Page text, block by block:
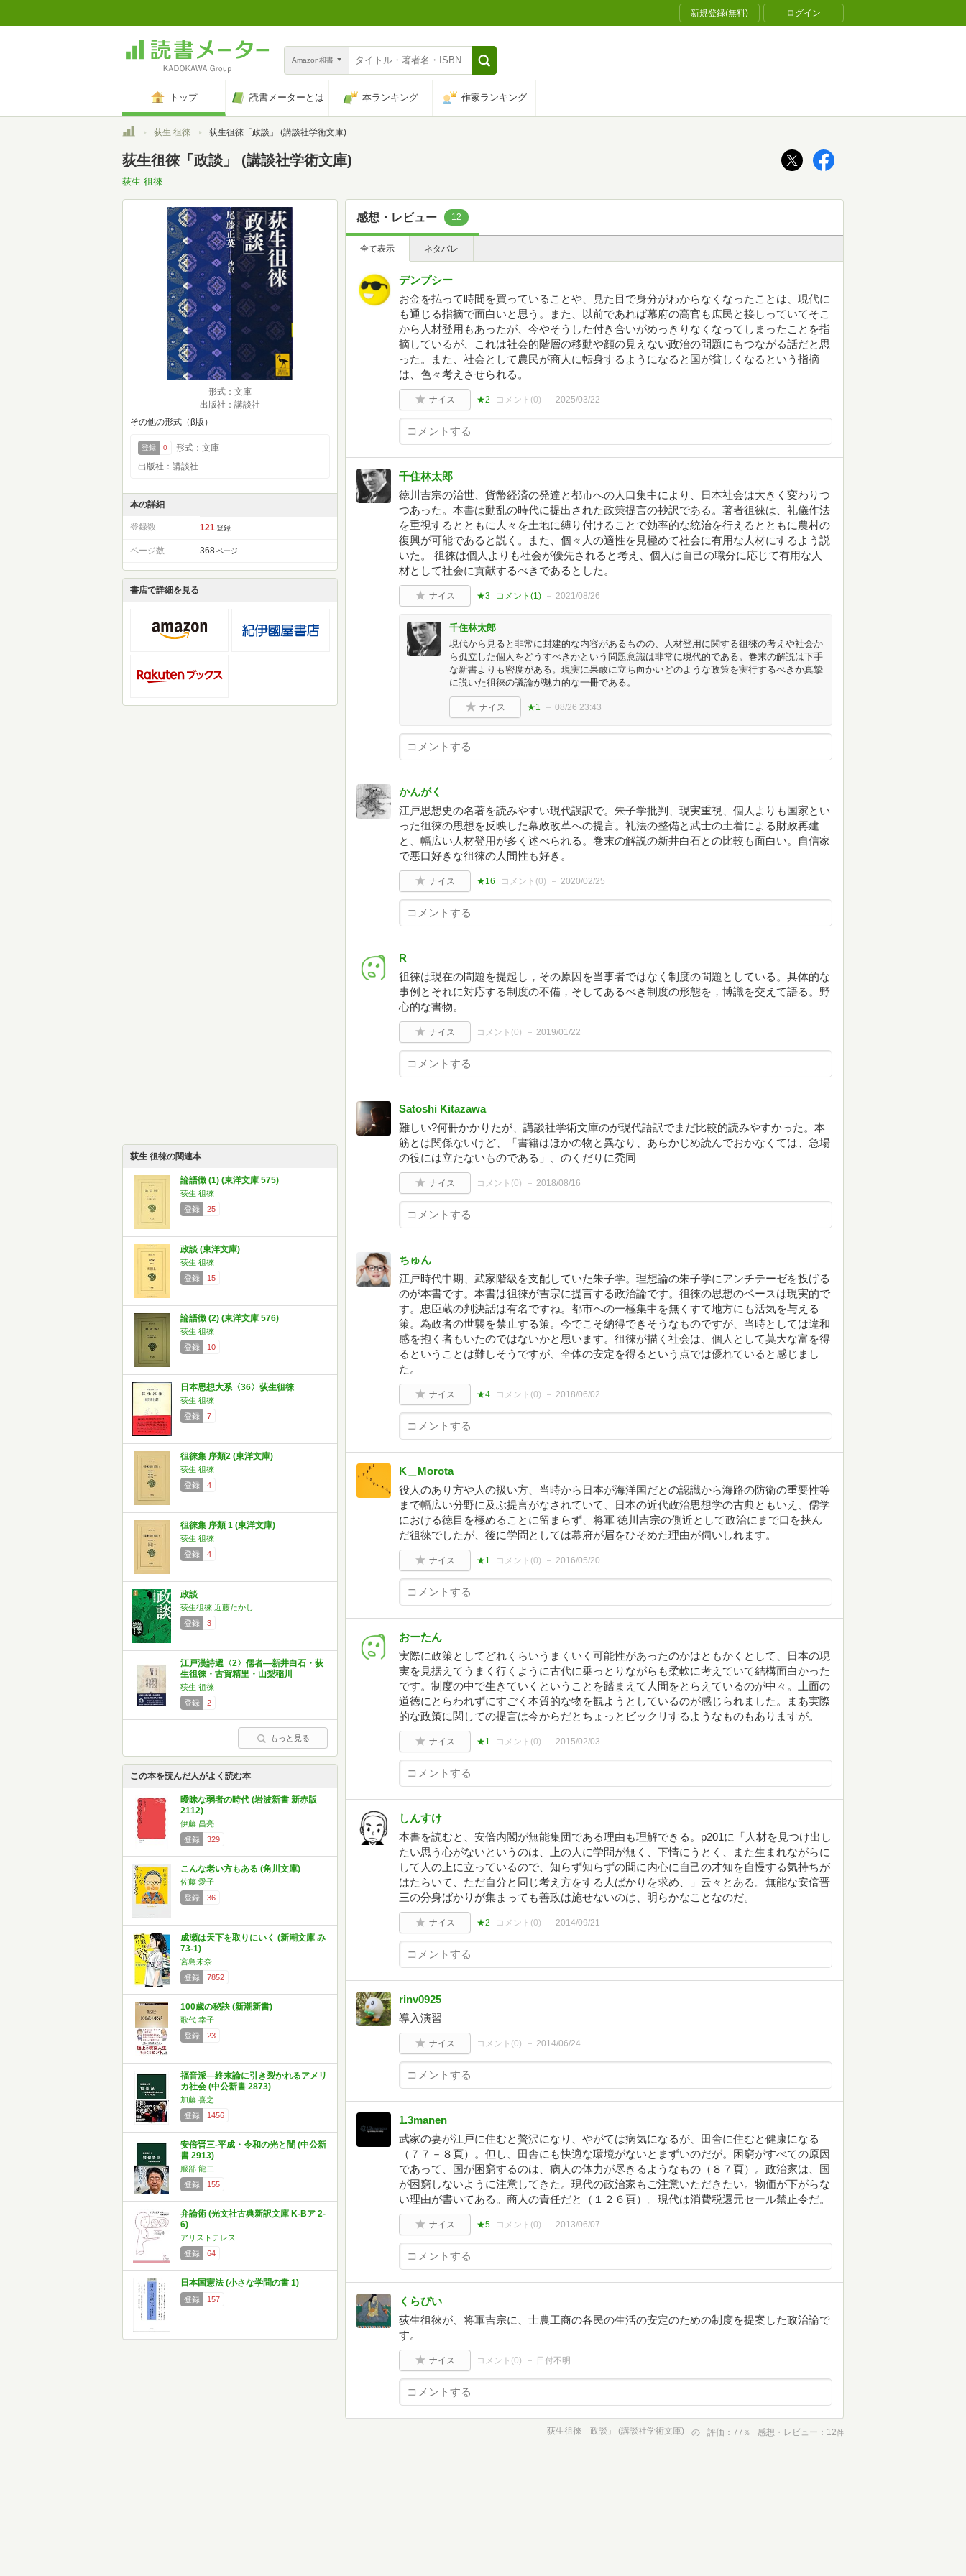
新規登録(無料) ログイン
Amazon和書
トップ 読書メーターとは 本ランキング 作家ランキング
トップ荻生 徂徠 荻生徂徠「政談」 (講談社学術文庫)
荻生徂徠「政談」 (講談社学術文庫)
荻生 徂徠
形式：文庫
出版社：講談社
その他の形式（β版）
登録 0
形式：文庫
出版社：講談社
本の詳細
登録数 121 登録
ページ数 368 ページ
書店で詳細を見る
荻生 徂徠の関連本
論語徴 (1) (東洋文庫 575)
荻生 徂徠
登録
25
政談 (東洋文庫)
荻生 徂徠
登録
15
論語徴 (2) (東洋文庫 576)
荻生 徂徠
登録
10
日本思想大系〈36〉荻生徂徠
荻生 徂徠
登録
7
徂徠集 序類2 (東洋文庫)
荻生 徂徠
登録
4
徂徠集 序類 1 (東洋文庫)
荻生 徂徠
登録
4
政談
荻生徂徠,近藤たかし
登録
3
江戸漢詩選〈2〉儒者―新井白石・荻
生徂徠・古賀精里・山梨稲川
荻生 徂徠
登録
2
もっと見る
この本を読んだ人がよく読む本
曖昧な弱者の時代 (岩波新書 新赤版
2112)
伊藤 昌亮
登録
329
こんな老い方もある (角川文庫)
佐藤 愛子
登録
36
成瀬は天下を取りにいく (新潮文庫 み
73-1)
宮島未奈
登録
7852
100歳の秘訣 (新潮新書)
歌代 幸子
登録
23
福音派―終末論に引き裂かれるアメリ
カ社会 (中公新書 2873)
加藤 喜之
登録
1456
安倍晋三-平成・令和の光と闇 (中公新
書 2913)
服部 龍二
登録
155
弁論術 (光文社古典新訳文庫 K-Bア 2-
6)
アリストテレス
登録
64
日本国憲法 (小さな学問の書 1)
登録 157
感想・レビュー 12
全て表示 ネタバレ
デンプシー
お金を払って時間を買っていることや、見た目で身分がわからなくなったことは、現代に
も通じる指摘で面白いと思う。また、以前であれば幕府の高官も庶民と接しっていてそこ
から人材登用もあったが、今やそうした付き合いがめっきりなくなってしまったことを指
摘しているが、これは社会的階層の移動や顔の見えない政治の問題にもつながる話だと思
った。また、社会として農民が商人に転身するようになると国が貧しくなるという指摘
は、色々考えさせられる。
ナイス ★2 コメント(0) 2025/03/22
千住林太郎
徳川吉宗の治世、貨幣経済の発達と都市への人口集中により、日本社会は大きく変わりつ
つあった。本書は動乱の時代に提出された政策提言の抄訳である。著者徂徠は、礼儀作法
を重視するとともに人々を土地に縛り付けることで効率的な統治を行えるとともに農村の
復興が可能であると説く。また、個々人の適性を見極めて社会に有用な人材にするよう説
いた。 徂徠は個人よりも社会が優先されると考え、個人は自己の職分に応じて有用な人
材として社会に貢献するべきであるとした。
ナイス ★3 コメント(1) 2021/08/26
千住林太郎
現代から見ると非常に封建的な内容があるものの、人材登用に関する徂徠の考えや社会か
ら孤立した個人をどうすべきかという問題意識は非常に現代的である。巻末の解説は下手
な新書よりも密度がある。現実に果敢に立ち向かいどのような政策を実行するべきか真摯
に説いた徂徠の議論が魅力的な一冊である。
ナイス ★1 08/26 23:43
かんがく
江戸思想史の名著を読みやすい現代誤訳で。朱子学批判、現実重視、個人よりも国家とい
った徂徠の思想を反映した幕政改革への提言。礼法の整備と武士の土着による財政再建
と、幅広い人材登用が多く述べられる。巻末の解説の新井白石との比較も面白い。自信家
で悪口好きな徂徠の人間性も好き。
ナイス ★16 コメント(0) 2020/02/25
R
徂徠は現在の問題を提起し，その原因を当事者ではなく制度の問題としている。具体的な
事例とそれに対応する制度の不備，そしてあるべき制度の形態を，博識を交えて語る。野
心的な書物。
ナイス コメント(0) 2019/01/22
Satoshi Kitazawa
難しい?何冊かかりたが、講談社学術文庫のが現代語訳でまだ比較的読みやすかった。本
筋とは関係ないけど、「書籍はほかの物と異なり、あらかじめ読んでおかなくては、急場
の役には立たないものである」、のくだりに禿同
ナイス コメント(0) 2018/08/16
ちゅん
江戸時代中期、武家階級を支配していた朱子学。理想論の朱子学にアンチテーゼを投げる
のが本書です。本書は徂徠が吉宗に提言する政治論です。徂徠の思想のベースは現実的で
す。忠臣蔵の判決話は有名ですね。都市への一極集中を無くすて地方にも活気を与える
策。為政者の世襲を禁止する策。今でこそ納得できそうなものですが、当時としては違和
感を抱く者もいたのではないかと思います。徂徠が描く社会は、個人として莫大な富を得
るということは難しそうですが、全体の安定を得るという点では優れていると感じまし
た。
ナイス ★4 コメント(0) 2018/06/02
K＿Morota
役人のあり方や人の扱い方、当時から日本が海洋国だとの認識から海路の防衛の重要性等
まで幅広い分野に及ぶ提言がなされていて、日本の近代政治思想学の古典ともいえ、儒学
における徳目を極めることに留まらず、将軍 徳川吉宗の側近として政治にまで口を挟ん
だ徂徠でしたが、後に学問としては幕府が眉をひそめた理由が伺いしれます。
ナイス ★1 コメント(0) 2016/05/20
おーたん
実際に政策としてどれくらいうまくいく可能性があったのかはともかくとして、日本の現
実を見据えてうまく行くように古代に乗っとりながらも柔軟に考えていて結構面白かった
です。制度の中で生きていくということを踏まえて人間をとらえているのが中々。上面の
道徳にとらわれずにすごく本質的な物を観ようとしているのが感じられました。まあ実際
的な政策に関しての提言は今からだとちょっとビックリするようなものもありますが。
ナイス ★1 コメント(0) 2015/02/03
しんすけ
本書を読むと、安倍内閣が無能集団である理由も理解できる。p201に「人材を見つけ出し
たい思う心がないというのは、上の人に学問が無く、下情にうとく、また生まれながらに
して人の上に立っているので、知らず知らずの間に内心に自己の才知を自慢する気持ちが
はたらいて、ただ自分と同じ考え方をする人ばかりを求め、」云々とある。無能な安倍晋
三の分身ばかりが集まっても善政は施せないのは、明らかなことなのだ。
ナイス ★2 コメント(0) 2014/09/21
rinv0925
導入演習
ナイス コメント(0) 2014/06/24
1.3manen
武家の妻が江戸に住むと贅沢になり、やがては病気になるが、田舎に住むと健康になる
（７７－８頁）。但し、田舎にも快適な環境がないとまずいのだが。困窮がすべての原因
であって、国が困窮するのは、病人の体力が尽きるようなもの（８７頁）。政治家は、国
が困窮しないように注意してきた。現代の政治家もご注意いただきたい。物価が下がらな
い理由が書いてある。商人の責任だと（１２６頁）。現代は消費税還元セール禁止令だ。
ナイス ★5 コメント(0) 2013/06/07
くらぴい
荻生徂徠が、将軍吉宗に、士農工商の各民の生活の安定のための制度を提案した政治論で
す。
ナイス コメント(0) 日付不明
荻生徂徠「政談」 (講談社学術文庫) の 評価 77 ％ 感想・レビュー 12件